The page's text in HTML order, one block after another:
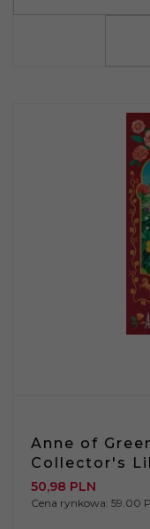
Anne of
Collector's
50,98 PLN
Cena rynkowa: 59.00